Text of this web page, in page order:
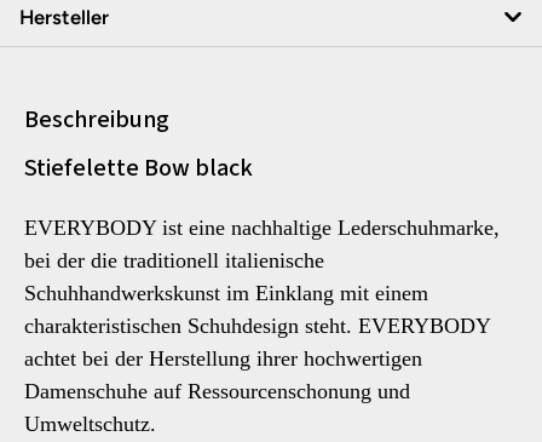
Hersteller
Beschreibung
Produktinformationen
Stiefelette Bow black
EVERYBODY ist eine nachhaltige Lederschuhmarke,
bei der die traditionell italienische
Schuhhandwerkskunst im Einklang mit einem
charakteristischen Schuhdesign steht. EVERYBODY
achtet bei der Herstellung ihrer hochwertigen
Damenschuhe auf Ressourcenschonung und
Umweltschutz.